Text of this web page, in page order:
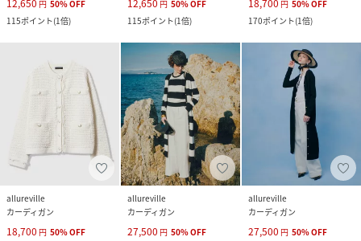
12,650 円 50%OFF
115ポイント(1倍)
12,650 円 50%OFF
115ポイント(1倍)
18,700 円 50%OFF
170ポイント(1倍)
allureville
カーディガン
18,700 円 50%OFF
allureville
カーディガン
27,500 円 50%OFF
allureville
カーディガン
27,500 円 50%OFF